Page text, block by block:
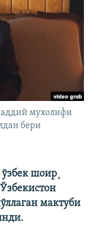
мухолифи
бери
шоир¸
мактуби